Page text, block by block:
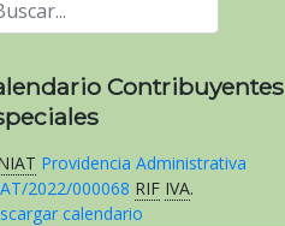
Contribuyentes
Providencia Administrativa
2022/000068 RIF IVA.
calendario